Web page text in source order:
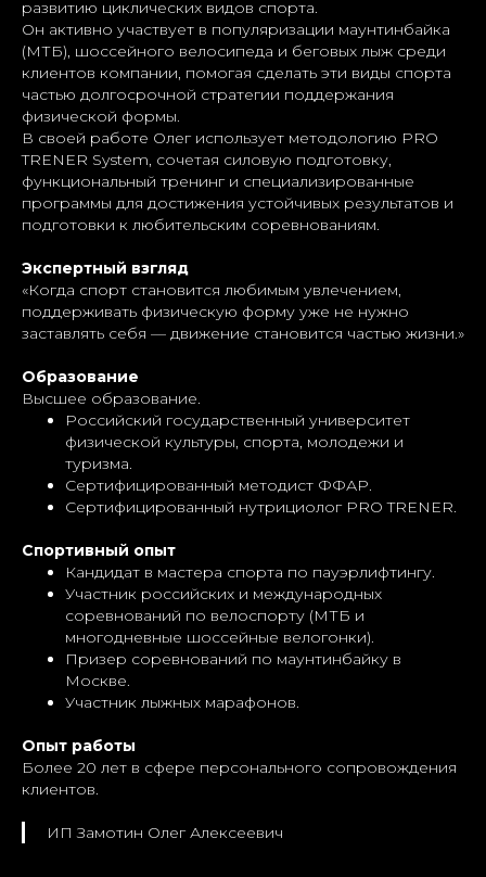
развитию циклических видов спорта.
Он активно участвует в популяризации маунтинбайка
(МТБ), шоссейного велосипеда и беговых лыж среди
клиентов компании, помогая сделать эти виды спорта
частью долгосрочной стратегии поддержания
физической формы.
В своей работе Олег использует методологию PRO
TRENER System, сочетая силовую подготовку,
функциональный тренинг и специализированные
программы для достижения устойчивых результатов и
подготовки к любительским соревнованиям.
Экспертный взгляд
«Когда спорт становится любимым увлечением,
поддерживать физическую форму уже не нужно
заставлять себя — движение становится частью жизни.»
Образование
Высшее образование.
Российский государственный университет
физической культуры, спорта, молодежи и
туризма.
Сертифицированный методист ФФАР.
Сертифицированный нутрициолог PRO TRENER.
Спортивный опыт
Кандидат в мастера спорта по пауэрлифтингу.
Участник российских и международных
соревнований по велоспорту (МТБ и
многодневные шоссейные велогонки).
Призер соревнований по маунтинбайку в
Москве.
Участник лыжных марафонов.
Опыт работы
Более 20 лет в сфере персонального сопровождения
клиентов.
ИП Замотин Олег Алексеевич